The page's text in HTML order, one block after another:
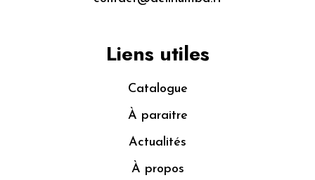
Liens utiles
Catalogue
À paraitre
Actualités
À propos